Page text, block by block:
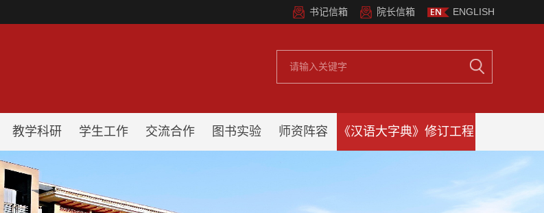
ENGLISH
院长信箱
书记信箱
教学科研 学生工作 交流合作 图书实验 师资阵容 《汉语大字典》修订工程